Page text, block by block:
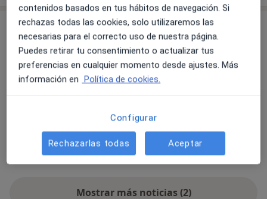
Novedades
Manuel Esbert Ramírez
Pídame por whatsapp a mi móvil una cita: le
propondré una entrevista de 30 minutos gratuita
ofreceré un plan de terapia con frecuencia de
sesiones, precios, horarios, etc.
Leer más
06/08/2025
Mostrar más noticias (2)
contenidos basados en tus hábitos de navegación. Si
rechazas todas las cookies, solo utilizaremos las
necesarias para el correcto uso de nuestra página.
Puedes retirar tu consentimiento o actualizar tus
preferencias en cualquier momento desde ajustes. Más
información en Política de cookies.
Configurar
Rechazarlas todas Aceptar